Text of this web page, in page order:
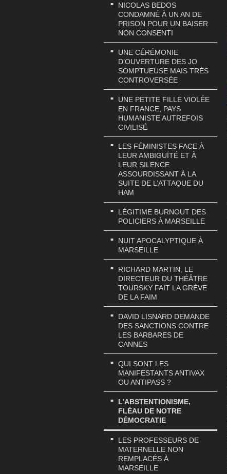
NICOLAS BEDOS
CONDAMNÉ À UN AN DE
PRISON POUR UN BAISER
NON CONSENTI
UNE CÉRÉMONIE
D’OUVERTURE DES JO
SOMPTUEUSE MAIS TRÈS
CONTROVERSÉE
UNE PETITE FILLE VIOLÉE
EN FRANCE, PAYS
HUMANISTE AUTREFOIS
CIVILISÉ
LES FÉMINISTES FACE À
LEUR AMBIGUÏTÉ ET À
LEUR SILENCE
ASSOURDISSANT À LA
SUITE DE L’ATTAQUE DU
HAM
LÉGITIME BURNOUT DES
POLICIERS À MARSEILLE
NUIT APOCALYPTIQUE À
MARSEILLE
RICHARD MARTIN, LE
DIRECTEUR DU THÉÂTRE
TOURSKY FAIT LA GRÈVE
DE LA FAIM
DAVID LISNARD DEMANDE
DES SANCTIONS CONTRE
LES BARBARES DE
CANNES
QUI SONT LES
MANIFESTANTS ANTIVAX
OU ANTIPASS ?
L’ABSTENTIONISME,
FLÉAU DE NOTRE
DÉMOCRATIE
LES PROFESSEURS DE
MATERNELLE NON
REMPLACÉS À
MARSEILLE